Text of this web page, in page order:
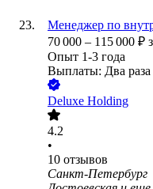
Менеджер по
70 000 – 115 000 ₽
Опыт 1-3 года
Выплаты: Два раза
Deluxe Holding
4.2
•
10 отзывов
Санкт-Петербург